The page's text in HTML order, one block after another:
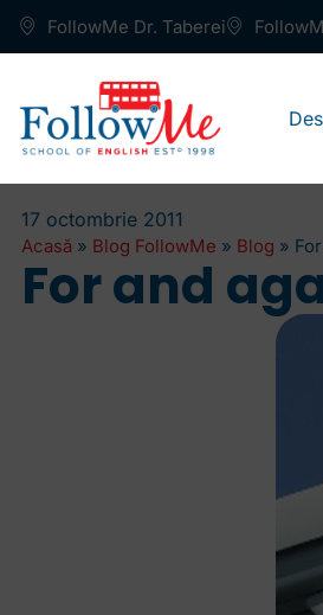
FollowMe Dr. Taberei
17 octombrie 2011
Acasă » Blog FollowMe » Blog »
For and